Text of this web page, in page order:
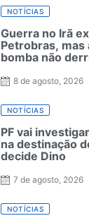
NOTÍCIAS
Guerra no Irã
Petrobras, mas
bomba não
2022
8 de agosto, 2026
NOTÍCIAS
PF vai
na destinação
decide Dino
7 de agosto, 2026
NOTÍCIAS